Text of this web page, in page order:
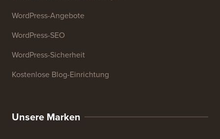
WordPress-Angebote
WordPress-SEO
WordPress-Sicherheit
Kostenlose Blog-Einrichtung
Unsere Marken